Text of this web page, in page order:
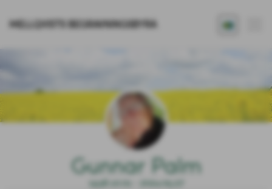
MELLQVISTS BEGRAVNINGSBYRÅ
Gunnar Palm
1936.10.01 - 2024.05.27